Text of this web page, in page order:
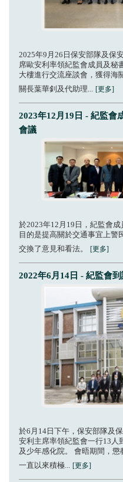
2025年9月26日保安部隊及保
席歐安利率領紀監會成員及秘
大樓進行交流座談會，獲得海
關長葉華釗及代助理... [更多]
2023年12月19日 - 紀監會
會議
於2023年12月19日，紀監會
目的是提高關於交通事宜上警
交換了意見和看法。
[更多]
2022年6月14日 - 紀監會
於6月14日下午，保安部隊及
安利主席率領紀監會一行13人
及少年感化院。 會晤期間，
一直以來積極... [更多]